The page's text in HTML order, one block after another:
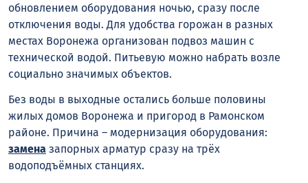
обновлением оборудования ночью, сразу после
отключения воды. Для удобства горожан в разных
местах Воронежа организован подвоз машин с
технической водой. Питьевую можно набрать возле
социально значимых объектов.
Без воды в выходные остались больше половины
жилых домов Воронежа и пригород в Рамонском
районе. Причина – модернизация оборудования:
замена запорных арматур сразу на трёх
водоподъёмных станциях.